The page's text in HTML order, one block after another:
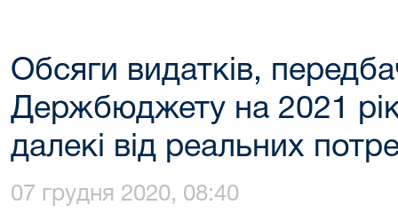
Обсяги видатків,
Держбюджету на 2021
далекі від реальних
07 грудня 2020, 08:40